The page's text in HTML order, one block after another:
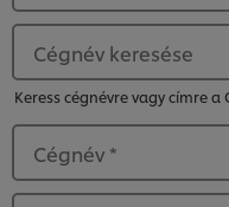
Cégnév keresése
Keress cégnévre vagy címre
Cégnév *